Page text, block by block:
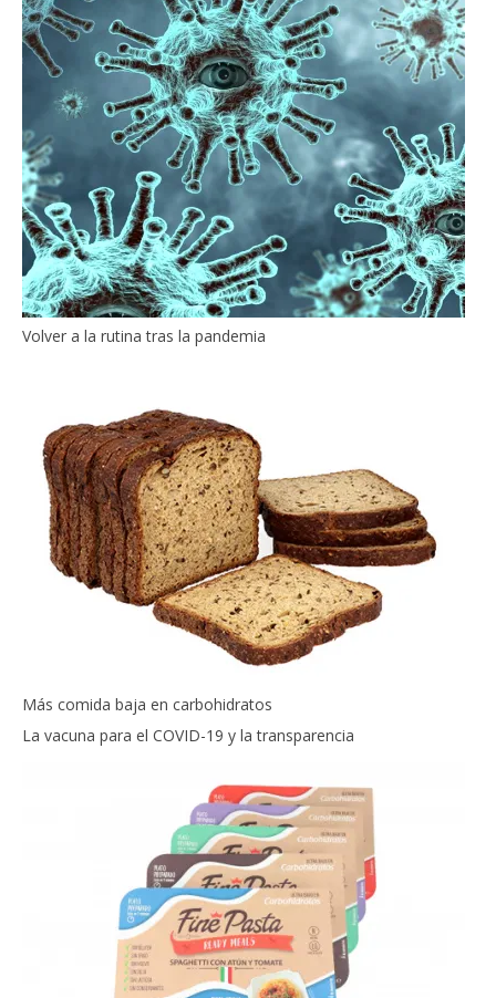
Volver a la rutina tras la pandemia
Más comida baja en carbohidratos
La vacuna para el COVID-19 y la transparencia